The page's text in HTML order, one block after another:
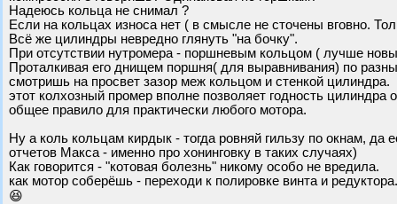
Надеюсь кольца не снимал ?
Если на кольцах износа нет ( в смысле не сточены вговно.
Всё же цилиндры невредно глянуть "на бочку".
При отсутствии нутромера - поршневым кольцом ( лучше
Проталкивая его днищем поршня( для выравнивания) по
смотришь на просвет зазор меж кольцом и стенкой цилиндра.
этот колхозный промер вполне позволяет годность цилиндра
общее правило для практически любого мотора.
Ну а коль кольцам кирдык - тогда ровняй гильзу по окнам,
отчетов Макса - именно про хонинговку в таких случаях)
Как говорится - "котовая болезнь" никому особо не вредила.
как мотор соберёшь - переходи к полировке винта и
😆